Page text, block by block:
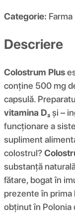
Categorie: Farma
Descriere
Colostrum Plus
conține 500 mg
capsulă.
vitamina D₃și –
funcționare a
supliment
colostrul?
substanță
fătare, bogat în
prezente în prima
obținut în Polonia